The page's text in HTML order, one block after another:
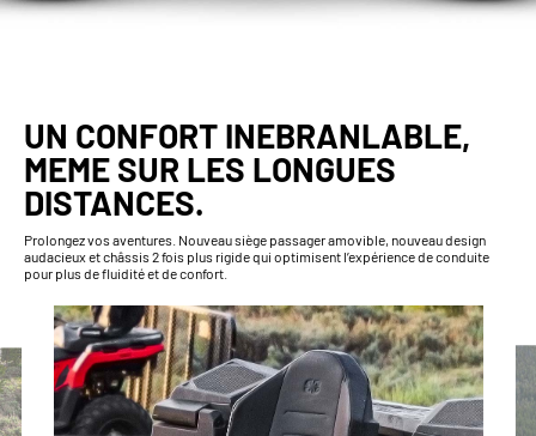
UN CONFORT INEBRANLABLE,
MEME SUR LES LONGUES
DISTANCES.
Prolongez vos aventures. Nouveau siège passager amovible, nouveau design
audacieux et châssis 2 fois plus rigide qui optimisent l’expérience de conduite
pour plus de fluidité et de confort.